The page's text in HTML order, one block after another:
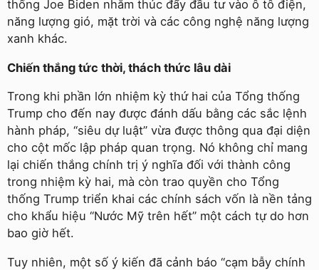
thống Joe Biden nhằm thúc đẩy đầu tư vào ô tô điện,
năng lượng gió, mặt trời và các công nghệ năng lượng
xanh khác.
Chiến thắng tức thời, thách thức lâu dài
Trong khi phần lớn nhiệm kỳ thứ hai của Tổng thống
Trump cho đến nay được đánh dấu bằng các sắc lệnh
hành pháp, “siêu dự luật” vừa được thông qua đại diện
cho cột mốc lập pháp quan trọng. Nó không chỉ mang
lại chiến thắng chính trị ý nghĩa đối với thành công
trong nhiệm kỳ hai, mà còn trao quyền cho Tổng
thống Trump triển khai các chính sách vốn là nền tảng
cho khẩu hiệu “Nước Mỹ trên hết” một cách tự do hơn
bao giờ hết.
Tuy nhiên, một số ý kiến đã cảnh báo “cạm bẫy chính